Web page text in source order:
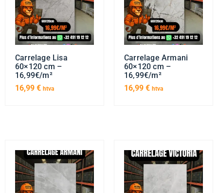
Carrelage Lisa
60×120 cm –
16,99€/m²
16,99 € htva
Carrelage Armani
60×120 cm –
16,99€/m²
16,99 € htva